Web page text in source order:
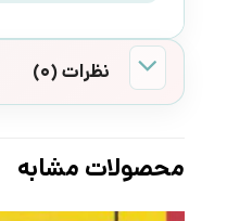
نظرات (0)
محصولات مشابه